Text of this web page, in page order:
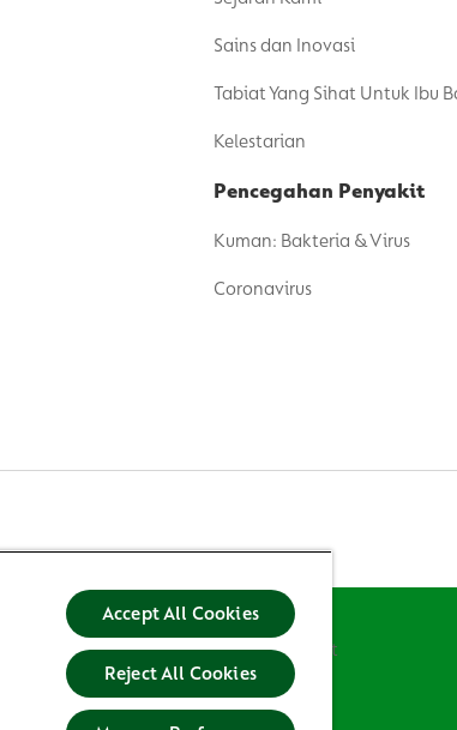
Sains dan Inovasi
Tabiat Yang Sihat Untuk Ibu
Kelestarian
Pencegahan Penyakit
Kuman: Bakteria & Virus
Coronavirus
Hubungi Kami
Terma & Syarat
Dasar Privasі
Accept All Cookies
Reject All Cookies